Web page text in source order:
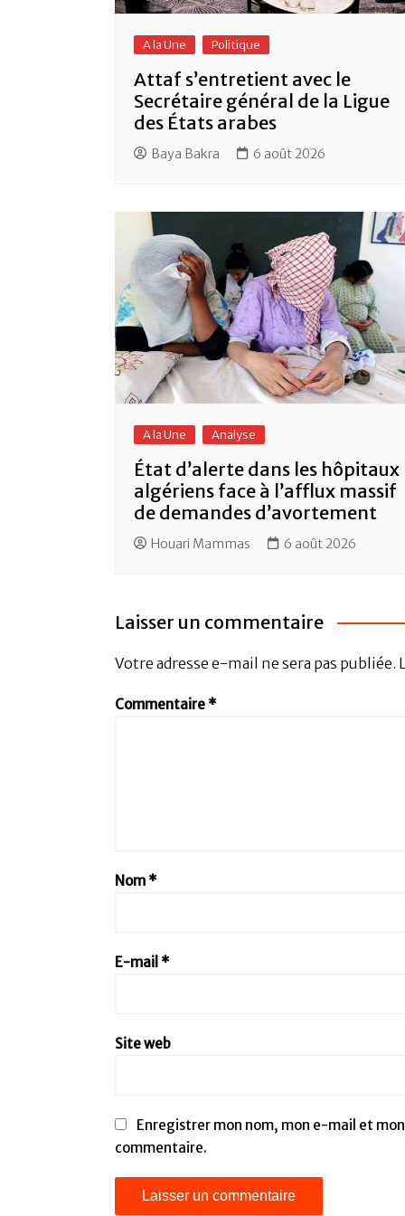
A la Une Politique
Attaf s’entretient avec le
Secrétaire général de la Ligue
des États arabes
Baya Bakra 6 août 2026
A la Une Analyse
État d’alerte dans les hôpitaux
algériens face à l’afflux massif
de demandes d’avortement
Houari Mammas 6 août 2026
Laisser un commentaire
Votre adresse e-mail ne sera pas publiée.
Commentaire *
Nom *
E-mail *
Site web
Enregistrer mon nom, mon e-mail et
commentaire.